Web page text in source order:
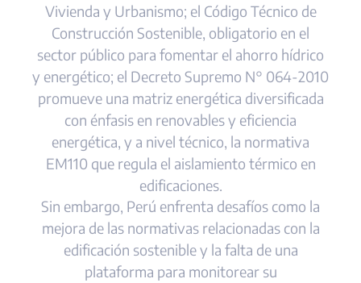
Vivienda y Urbanismo; el Código Técnico de
Construcción Sostenible, obligatorio en el
sector público para fomentar el ahorro hídrico
y energético; el Decreto Supremo N° 064-2010
promueve una matriz energética diversificada
con énfasis en renovables y eficiencia
energética, y a nivel técnico, la normativa
EM110 que regula el aislamiento térmico en
edificaciones.
Sin embargo, Perú enfrenta desafíos como la
mejora de las normativas relacionadas con la
edificación sostenible y la falta de una
plataforma para monitorear su